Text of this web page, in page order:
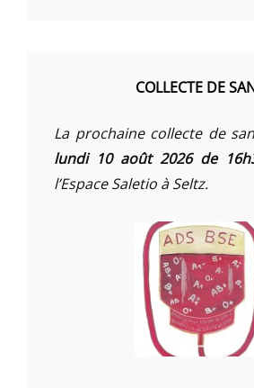
COLLECTE DE
La prochaine collecte de
lundi 10 août 2026 de
l’Espace Saletio à Seltz.